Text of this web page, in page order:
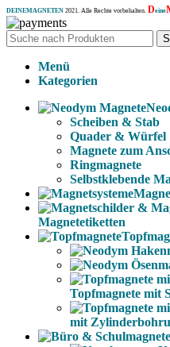
DEINEMAGNETEN 2021. Alle Rechte vorbehalten. Deine
Menü
Kategorien
Scheiben & Stab
Quader & Würfel
Magnete zum
Ringmagnete
Selbstklebende
Magnetetiketten
Topfmagnete mit
mit